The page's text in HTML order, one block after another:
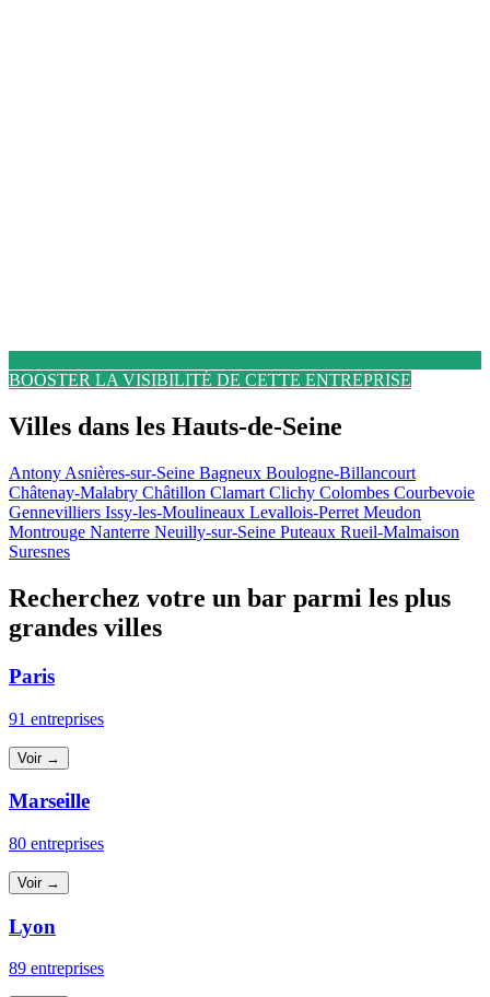
BOOSTER LA VISIBILITÉ DE CETTE ENTREPRISE
Villes dans les Hauts-de-Seine
Antony Asnières-sur-Seine Bagneux Boulogne-Billancourt
Châtenay-Malabry Châtillon Clamart Clichy Colombes Courbevoie
Gennevilliers Issy-les-Moulineaux Levallois-Perret Meudon
Montrouge Nanterre Neuilly-sur-Seine Puteaux Rueil-Malmaison
Suresnes
Recherchez votre un bar parmi les plus
grandes villes
Paris
91 entreprises
Voir →
Marseille
80 entreprises
Voir →
Lyon
89 entreprises